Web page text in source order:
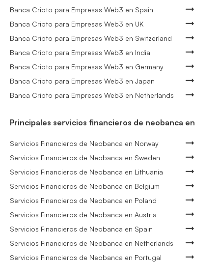
Banca Cripto para Empresas Web3 en Spain
Banca Cripto para Empresas Web3 en UK
Banca Cripto para Empresas Web3 en Switzerland
Banca Cripto para Empresas Web3 en India
Banca Cripto para Empresas Web3 en Germany
Banca Cripto para Empresas Web3 en Japan
Banca Cripto para Empresas Web3 en Netherlands
Principales servicios financieros de neobanca en
Servicios Financieros de Neobanca en Norway
Servicios Financieros de Neobanca en Sweden
Servicios Financieros de Neobanca en Lithuania
Servicios Financieros de Neobanca en Belgium
Servicios Financieros de Neobanca en Poland
Servicios Financieros de Neobanca en Austria
Servicios Financieros de Neobanca en Spain
Servicios Financieros de Neobanca en Netherlands
Servicios Financieros de Neobanca en Portugal